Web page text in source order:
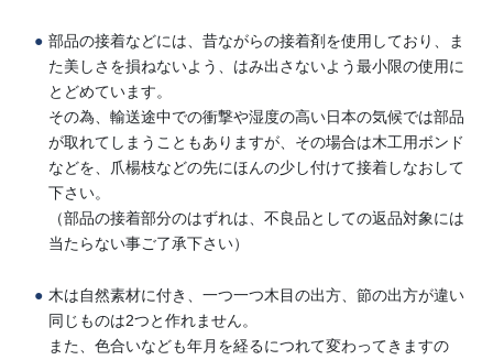
部品の接着などには、昔ながらの接着剤を使用しており、ま
た美しさを損ねないよう、はみ出さないよう最小限の使用に
とどめています。
その為、輸送途中での衝撃や湿度の高い日本の気候では部品
が取れてしまうこともありますが、その場合は木工用ボンド
などを、爪楊枝などの先にほんの少し付けて接着しなおして
下さい。
（部品の接着部分のはずれは、不良品としての返品対象には
当たらない事ご了承下さい）
木は自然素材に付き、一つ一つ木目の出方、節の出方が違い
同じものは2つと作れません。
また、色合いなども年月を経るにつれて変わってきますの